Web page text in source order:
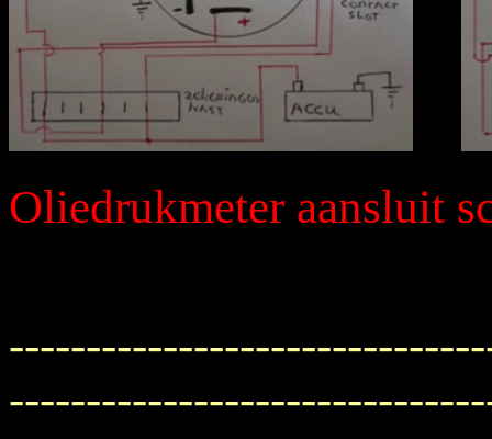
Oliedrukmeter aansluit